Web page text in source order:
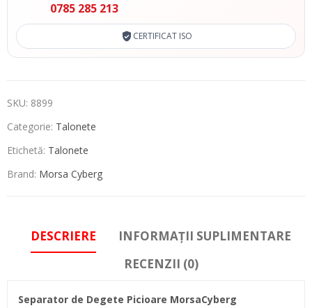
0785 285 213
CERTIFICAT ISO
SKU: 8899
Categorie: Talonete
Etichetă: Talonete
Brand: Morsa Cyberg
DESCRIERE
INFORMAȚII SUPLIMENTARE
RECENZII (0)
Separator de Degete Picioare MorsaCyberg